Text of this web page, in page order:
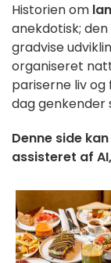
Historien om
anekdotisk;
gradvise
organiseret
pariserne liv og
dag genkender
Denne side
assisteret af AI,